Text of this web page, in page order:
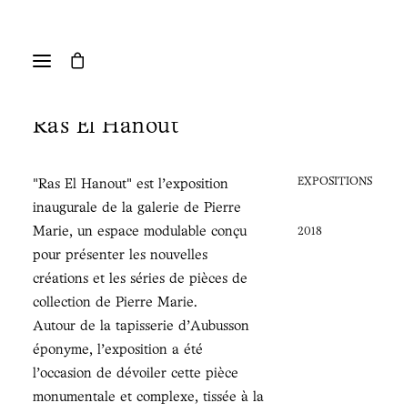
Ras El Hanout
"Ras El Hanout" est l'exposition
inaugurale de la galerie de Pierre
Marie, un espace modulable conçu
pour présenter les nouvelles
créations et les séries de pièces de
collection de Pierre Marie.
Autour de la tapisserie d'Aubusson
éponyme, l'exposition a été
l'occasion de dévoiler cette pièce
monumentale et complexe, tissée à la
EXPOSITIONS
2018